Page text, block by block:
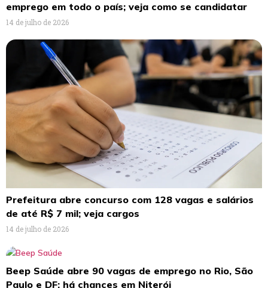
emprego em todo o país; veja como se candidatar
14 de julho de 2026
Prefeitura abre concurso com 128 vagas e salários
de até R$ 7 mil; veja cargos
14 de julho de 2026
Beep Saúde abre 90 vagas de emprego no Rio, São
Paulo e DF; há chances em Niterói